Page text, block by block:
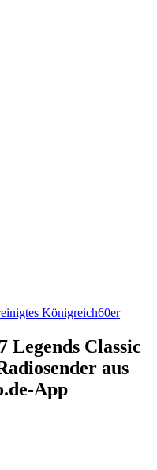
Königreich60er
Legends Classic
aus
App